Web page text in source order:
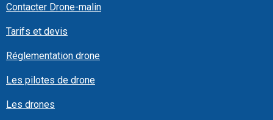
Contacter Drone-malin
Tarifs et devis
Réglementation drone
Les pilotes de drone
Les drones